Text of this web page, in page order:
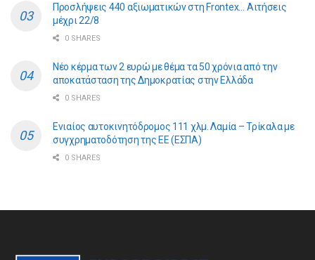
Προσλήψεις 440 αξιωματικών στη Frontex… Αιτήσεις
μέχρι 22/8
0 SHARES
Νέο κέρμα των 2 ευρώ με θέμα τα 50 χρόνια από την
αποκατάσταση της Δημοκρατίας στην Ελλάδα
0 SHARES
Ενιαίος αυτοκινητόδρομος 111 χλμ. Λαμία – Τρίκαλα με
συγχρηματοδότηση της ΕE (ΕΣΠΑ)
0 SHARES